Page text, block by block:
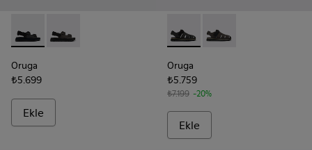
Oruga - K100287-009 - Black
Oruga - K100287-011 - Brown
Oruga
₺5.699
Ekle
Oruga - K100285-007 -
Oruga - K100285-
Oruga
₺5.759
₺7.199 -20%
Ekle